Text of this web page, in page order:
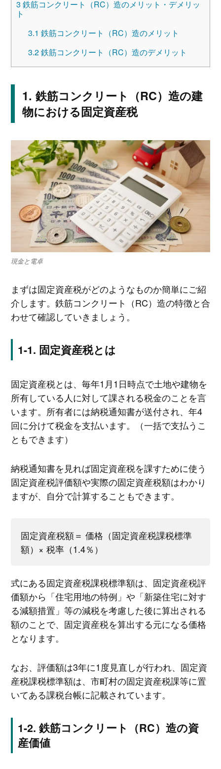
3 鉄筋コンクリート（RC）造のメリット・デメリッ
ト
3.1 鉄筋コンクリート（RC）造のメリット
3.2鉄筋コンクリート（RC）造のデメリット
鉄筋コンクリート（RC）造の建
物における固定資産税
現金と電卓
まずは固定資産税がどのようなものか簡単にご紹
介します。鉄筋コンクリート（RC）造の特徴と合
わせて確認していきましょう。
固定資産税とは
固定資産税とは、毎年1月1日時点で土地や建物を
所有している人に対して課される税金のことを言
います。所有者には納税通知書が送付され、年4
回に分けて税金を支払います。（一括で支払うこ
ともできます）
納税通知書を見れば固定資産税を課すために使う
固定資産税評価額や実際の固定資産税額はわかり
ますが、自分で計算することもできます。
固定資産税額＝ 価格（固定資産税課税標準
額）× 税率（1.4％）
式にある固定資産税課税標準額は、固定資産税評
価額から「住宅用地の特例」や「新築住宅に対す
る減額措置」等の減税を考慮した後に算出される
額のことで、固定資産税を算出する元になる価格
となります。
なお、評価額は3年に1度見直しが行われ、固定資
産税課税標準額は、市町村の固定資産税課等に置
いてある課税台帳に記載されています。
鉄筋コンクリート（RC）造の資
産価値